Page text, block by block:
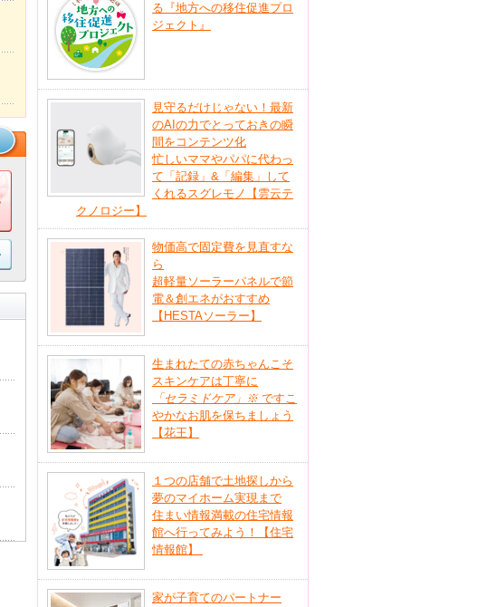
る『地方への移住促進プロ
ジェクト』
見守るだけじゃない！最新
のAIの力でとっておきの瞬
間をコンテンツ化
忙しいママやパパに代わっ
て「記録」&「編集」して
くれるスグレモノ【雲云テ
クノロジー】
物価高で固定費を見直すな
ら
超軽量ソーラーパネルで節
電＆創エネがおすすめ
【HESTAソーラー】
生まれたての赤ちゃんこそ
スキンケアは丁寧に
「セラミドケア」 ※ ですこ
やかなお肌を保ちましょう
【花王】
１つの店舗で土地探しから
夢のマイホーム実現まで
住まい情報満載の住宅情報
館へ行ってみよう！【住宅
情報館】
家が子育てのパートナー